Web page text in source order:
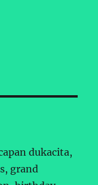
dukacita,
grand